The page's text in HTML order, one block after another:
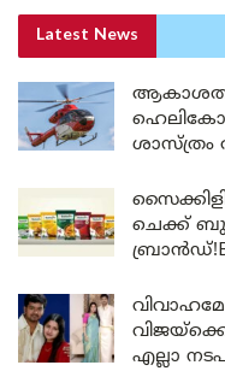
Latest News
ശാസ്ത്രം
ചെക്ക്
എല്ലാ